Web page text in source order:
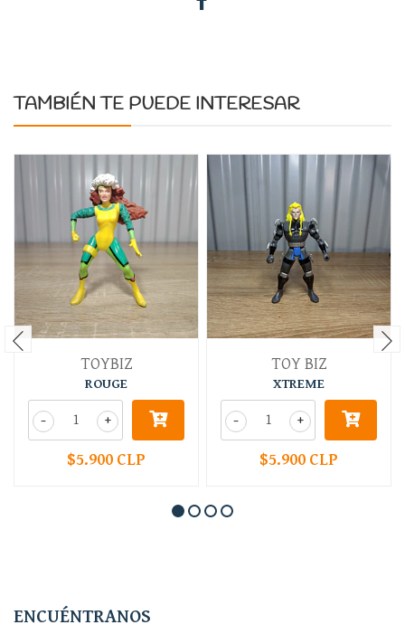
TAMBIÉN TE PUEDE INTERESAR
TOYBIZ
ROUGE
+
-
$5.900 CLP
TOY BIZ
XTREME
+
-
$5.900 CLP
ENCUÉNTRANOS